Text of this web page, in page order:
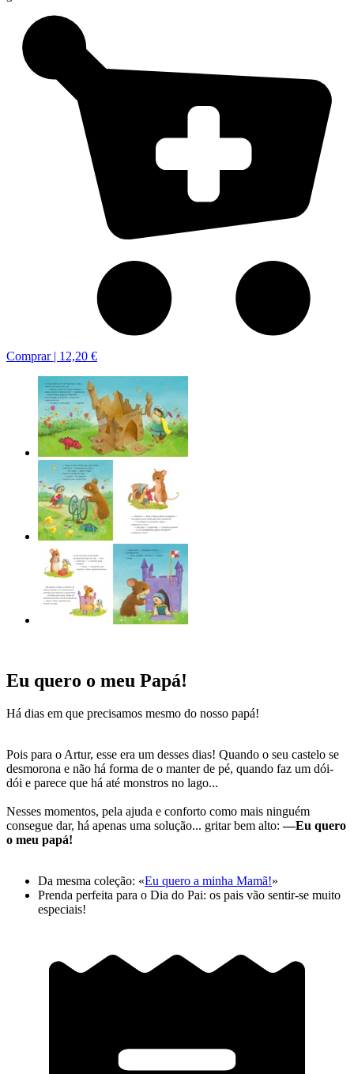
Comprar | 12,20 €
Eu quero o meu Papá!
Há dias em que precisamos mesmo do nosso papá!
Pois para o Artur, esse era um desses dias! Quando o seu castelo se
desmorona e não há forma de o manter de pé, quando faz um dói-
dói e parece que há até monstros no lago...
Nesses momentos, pela ajuda e conforto como mais ninguém
consegue dar, há apenas uma solução... gritar bem alto:—Eu quero
o meu papá!
Da mesma coleção: «Eu quero a minha Mamã!»
Prenda perfeita para o Dia do Pai: os pais vão sentir-se muito
especiais!